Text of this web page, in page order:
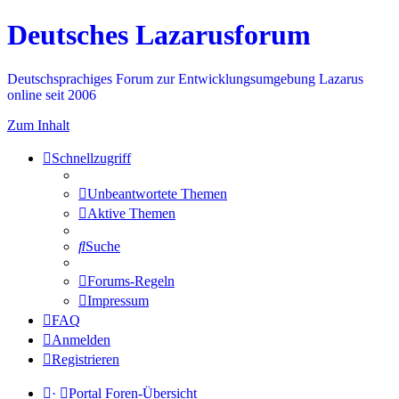
Deutsches Lazarusforum
Deutschsprachiges Forum zur Entwicklungsumgebung Lazarus
online seit 2006
Zum Inhalt
Schnellzugriff
Unbeantwortete Themen
Aktive Themen
Suche
Forums-Regeln
Impressum
FAQ
Anmelden
Registrieren
· Portal Foren-Übersicht